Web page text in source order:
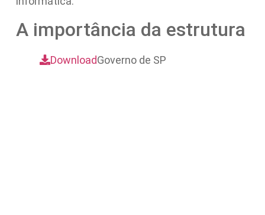
A importância da estrutura
DownloadGoverno de SP